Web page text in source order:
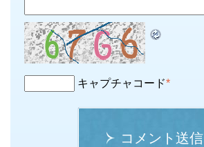
キャプチャコード*
コメント送信